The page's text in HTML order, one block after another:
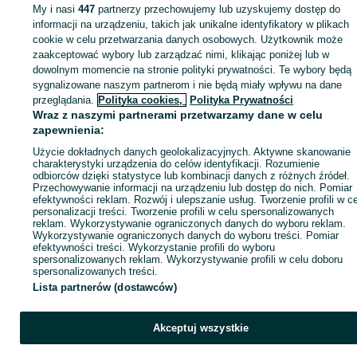
Zaloguj się / Załóż konto
Kup
My i nasi447 partnerzy przechowujemy lub uzyskujemy dostęp do
informacji na urządzeniu, takich jak unikalne identyfikatory w plikach
cookie w celu przetwarzania danych osobowych. Użytkownik może
zaakceptować wybory lub zarządzać nimi, klikając poniżej lub w
dowolnym momencie na stronie polityki prywatności. Te wybory będą
sygnalizowane naszym partnerom i nie będą miały wpływu na dane
przeglądania. Polityka cookies, Polityka Prywatności
Wraz z naszymi partnerami przetwarzamy dane w celu
zapewnienia:
Użycie dokładnych danych geolokalizacyjnych. Aktywne skanowanie
charakterystyki urządzenia do celów identyfikacji. Rozumienie
odbiorców dzięki statystyce lub kombinacji danych z różnych źródeł.
Przechowywanie informacji na urządzeniu lub dostęp do nich. Pomiar
efektywności reklam. Rozwój i ulepszanie usług. Tworzenie profili w
personalizacji treści. Tworzenie profili w celu spersonalizowanych
reklam. Wykorzystywanie ograniczonych danych do wyboru reklam.
Wykorzystywanie ograniczonych danych do wyboru treści. Pomiar
efektywności treści. Wykorzystanie profili do wyboru
spersonalizowanych reklam. Wykorzystywanie profili w celu doboru
spersonalizowanych treści.
Lista partnerów (dostawców)
Akceptuj wszystkie